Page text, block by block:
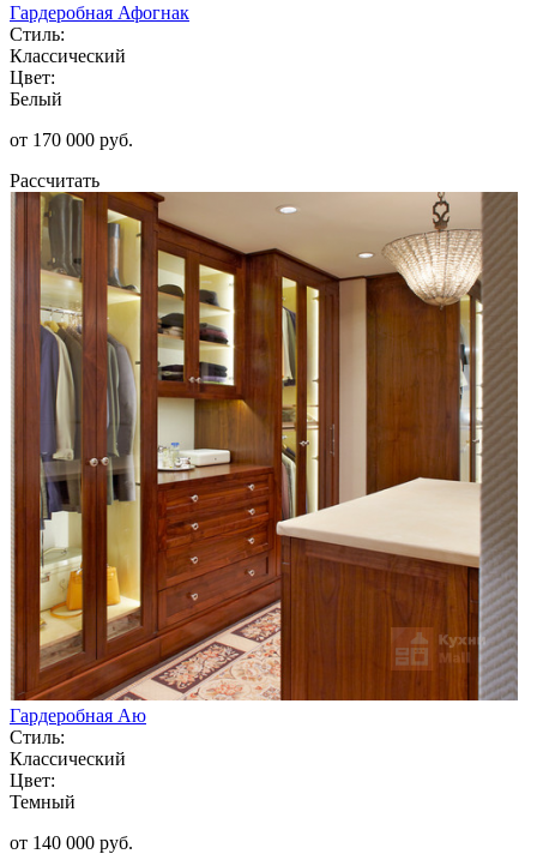
Гардеробная Афогнак
Стиль:
Классический
Цвет:
Белый
от 170 000 руб.
Рассчитать
Гардеробная Аю
Стиль:
Классический
Цвет:
Темный
от 140 000 руб.